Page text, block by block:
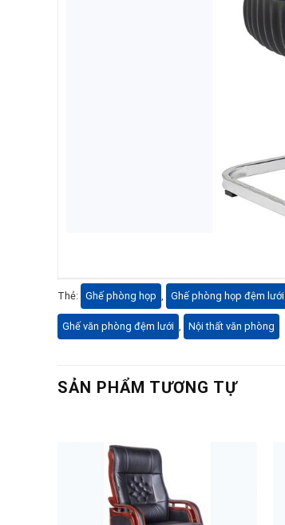
Thẻ: Ghế phòng họp Ghế phòng họp đệm lưới
Ghế văn phòng đệm lưới Nội thất văn phòng
SẢN PHẨM TƯƠNG TỰ